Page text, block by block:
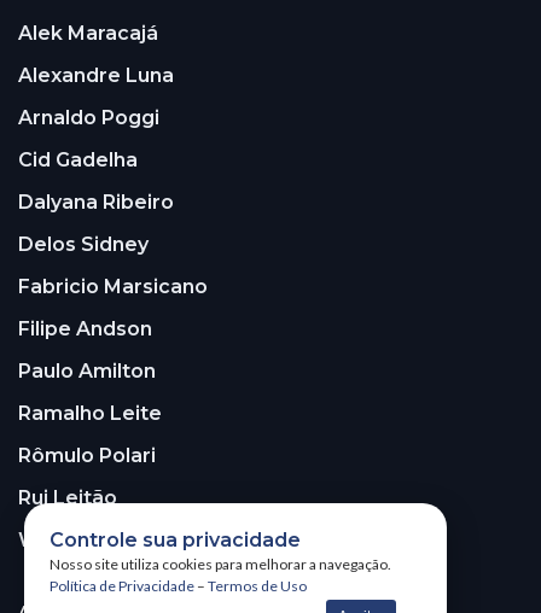
Alek Maracajá
Alexandre Luna
Arnaldo Poggi
Cid Gadelha
Dalyana Ribeiro
Delos Sidney
Fabricio Marsicano
Filipe Andson
Paulo Amilton
Ramalho Leite
Rômulo Polari
Rui Leitão
Walter Santos
Controle sua privacidade
Nosso site utiliza cookies para melhorar a navegação.
Política de Privacidade – Termos de Uso